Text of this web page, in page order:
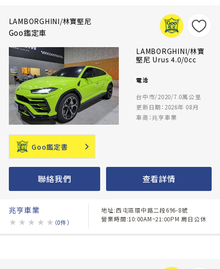
LAMBORGHINI/林寶堅尼
Goo鑑定車
LAMBORGHINI/林寶
堅尼 Urus 4.0/0cc
電洽
台中市/2020/7.0萬公里
更新日期：2026年 08月
車商：兆亨車業
Goo鑑定書
聯絡我們 查看詳情
兆亨車業
★ ★ ★ ★ ★ （0件）
地址:西屯區環中路二段696-8號
營業時間:10:00AM~21:00PM 周日公休